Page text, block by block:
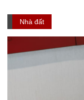
Nhà đất